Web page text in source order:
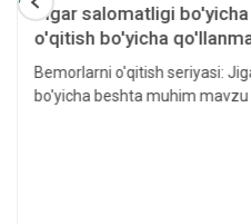
Jigar salomatligi
o'qitish bo'yicha
gepatit, sirroz, jigar
jigar saratoni
Bemorlarni o'qitish seriyasi:
bo'yicha beshta muhim mavzu